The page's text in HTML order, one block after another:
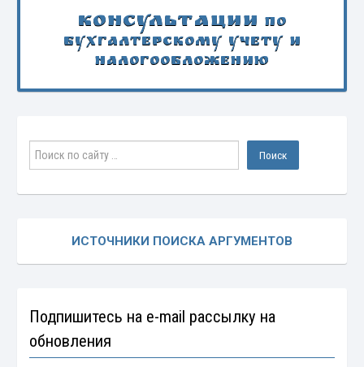
Консультации по
бухгалтерскому учету и
налогообложению
ИСТОЧНИКИ ПОИСКА АРГУМЕНТОВ
Подпишитесь на e-mail рассылку на
обновления